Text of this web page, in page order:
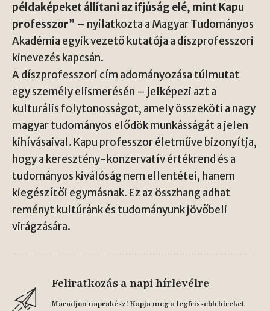
példaképeket állítani az ifjúság elé, mint Kapu
professzor” – nyilatkozta a Magyar Tudományos
Akadémia egyik vezető kutatója a díszprofesszori
kinevezés kapcsán.
A díszprofesszori cím adományozása túlmutat
egy személy elismerésén – jelképezi azt a
kulturális folytonosságot, amely összeköti a nagy
magyar tudományos elődök munkásságát a jelen
kihívásaival. Kapu professzor életműve bizonyítja,
hogy a keresztény-konzervatív értékrend és a
tudományos kiválóság nem ellentétei, hanem
kiegészítői egymásnak. Ez az összhang adhat
reményt kultúránk és tudományunk jövőbeli
virágzására.
Feliratkozás a napi hírlevélre
Maradjon naprakész! Kapja meg a legfrissebb híreket